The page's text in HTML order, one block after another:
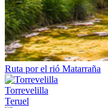
Ruta por el rió Matarraña
Torrevelilla
Teruel